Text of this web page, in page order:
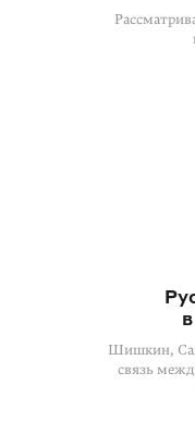
Шишкин,
связь